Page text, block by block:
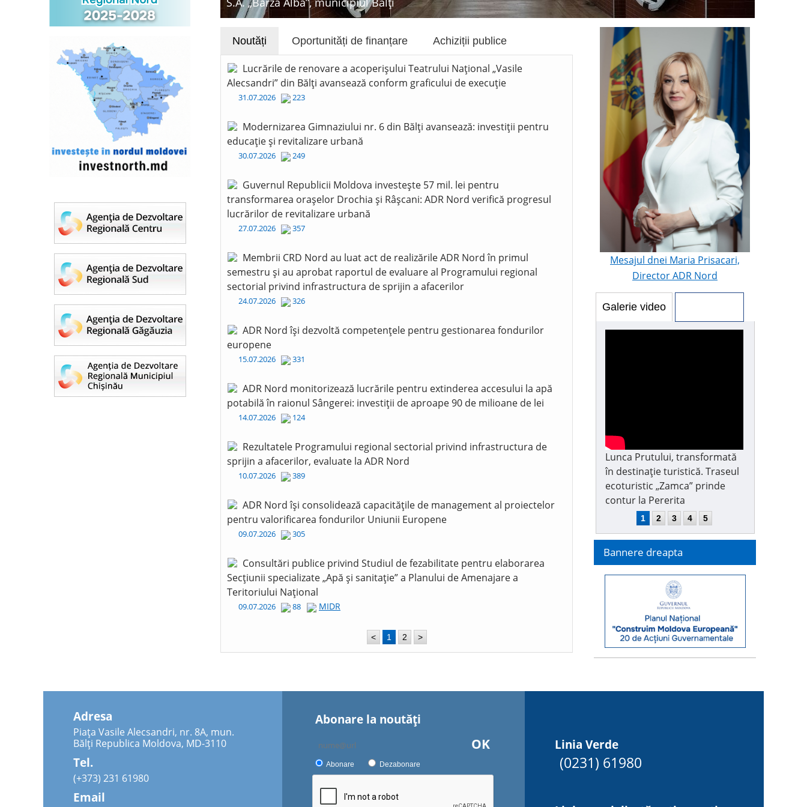
Noutăți Oportunități de finanțare Achiziții publice
Lucrările de renovare a acoperișului Teatrului Național „Vasile
Alecsandri” din Bălți avansează conform graficului de execuție
31.07.2026 223
Modernizarea Gimnaziului nr. 6 din Bălți avansează: investiții pentru
educație și revitalizare urbană
30.07.2026 249
Guvernul Republicii Moldova investește 57 mil. lei pentru
transformarea orașelor Drochia și Râșcani: ADR Nord verifică progresul
lucrărilor de revitalizare urbană
27.07.2026 357
Membrii CRD Nord au luat act de realizările ADR Nord în primul
semestru și au aprobat raportul de evaluare al Programului regional
sectorial privind infrastructura de sprijin a afacerilor
24.07.2026 326
ADR Nord își dezvoltă competențele pentru gestionarea fondurilor
europene
15.07.2026 331
ADR Nord monitorizează lucrările pentru extinderea accesului la apă
potabilă în raionul Sângerei: investiții de aproape 90 de milioane de lei
14.07.2026 124
Rezultatele Programului regional sectorial privind infrastructura de
sprijin a afacerilor, evaluate la ADR Nord
10.07.2026 389
ADR Nord își consolidează capacitățile de management al proiectelor
pentru valorificarea fondurilor Uniunii Europene
09.07.2026 305
Consultări publice privind Studiul de fezabilitate pentru elaborarea
Secțiunii specializate „Apă și sanitație” a Planului de Amenajare a
Teritoriului Național
09.07.2026 88 MIDR
< 1 2 >
Mesajul dnei Maria Prisacari,
Director ADR Nord
Galerie video
Lunca Prutului, transformată
în destinație turistică. Traseul
ecoturistic „Zamca” prinde
contur la Pererita
1 2 3 4 5
Bannere dreapta
Adresa
Piața Vasile Alecsandri, nr. 8A, mun.
Bălți Republica Moldova, MD-3110
Tel.
(+373) 231 61980
Email
Abonare la noutăţi
OK
Abonare Dezabonare
Linia Verde
(0231) 61980